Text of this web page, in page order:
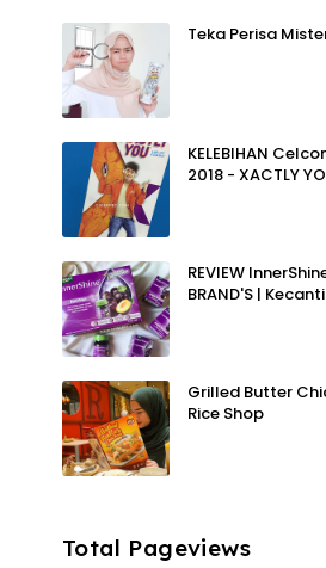
Teka Perisa
KELEBIHAN
2018 - XACTLY
REVIEW
BRAND'S |
Grilled Butter
Rice Shop
Total Pageviews